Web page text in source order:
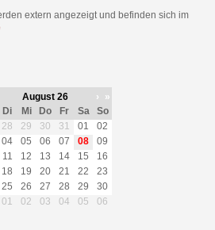
extern angezeigt und befinden sich im
August 26 ›
»
Di Mi Do Fr Sa
So
28 29 30 31 01
02
04 05 06 07 08
09
11 12 13 14 15
16
18 19 20 21 22
23
25 26 27 28 29
30
01 02 03 04 05 06